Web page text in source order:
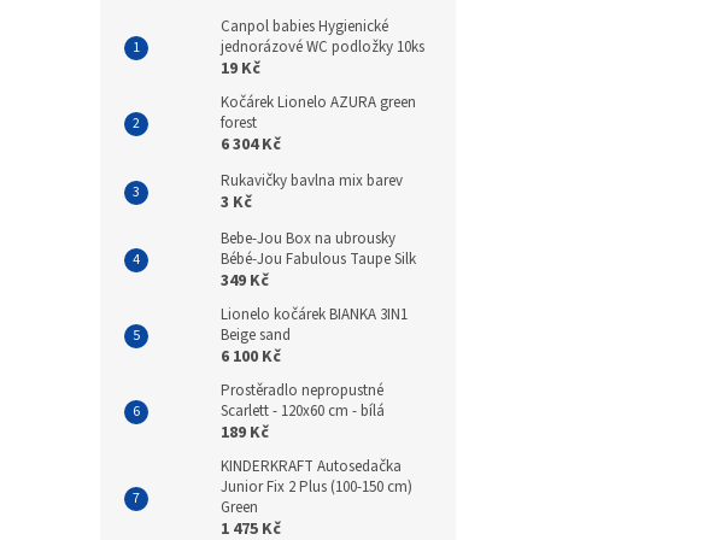
Canpol babies Hygienické
jednorázové WC podložky 10ks
19 Kč
Kočárek Lionelo AZURA green
forest
6 304 Kč
Rukavičky bavlna mix barev
3 Kč
Bebe-Jou Box na ubrousky
Bébé-Jou Fabulous Taupe Silk
349 Kč
Lionelo kočárek BIANKA 3IN1
Beige sand
6 100 Kč
Prostěradlo nepropustné
Scarlett - 120x60 cm - bílá
189 Kč
KINDERKRAFT Autosedačka
Junior Fix 2 Plus (100-150 cm)
Green
1 475 Kč